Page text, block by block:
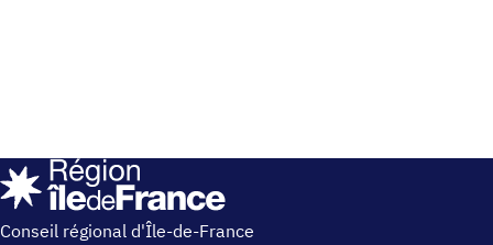
Conseil régional d'Île-de-France